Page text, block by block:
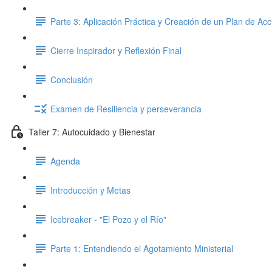
Parte 3: Aplicación Práctica y Creación de un Plan de
Cierre Inspirador y Reflexión Final
Conclusión
Examen de Resiliencia y perseverancia
Taller 7: Autocuidado y Bienestar
Agenda
Introducción y Metas
Icebreaker - "El Pozo y el Río"
Parte 1: Entendiendo el Agotamiento Ministerial